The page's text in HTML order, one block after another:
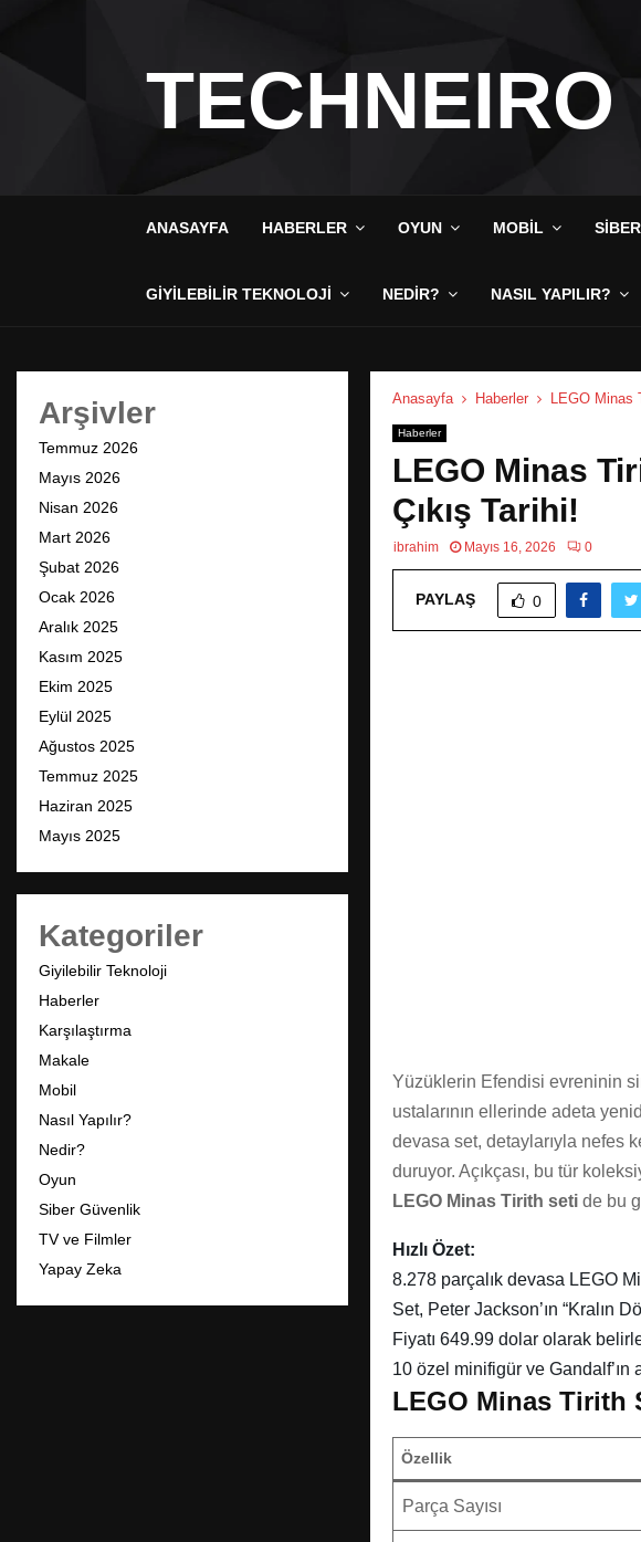
TECHNEIRO
ANASAYFA HABERLER OYUN MOBIL
GIYILEBILIR TEKNOLOJI NEDIR? NASIL YAPILIR?
Anasayfa Haberler LEGO Minas
Haberler
LEGO Minas
Çıkış Tarihi!
ibrahim Mayıs 16, 2026 0
PAYLAŞ 0
Yüzüklerin Efendisi evreninin
ustalarının ellerinde adeta
devasa set, detaylarıyla nefes
duruyor. Açıkçası, bu tür
LEGO Minas Tirith seti de bu
Hızlı Özet:
8.278 parçalık devasa LEGO
Set, Peter Jackson’ın “Kralın
Fiyatı 649.99 dolar olarak
10 özel minifigür ve
LEGO Minas Tirith
Özellik
Parça Sayısı
Arşivler
Temmuz 2026
Mayıs 2026
Nisan 2026
Mart 2026
Şubat 2026
Ocak 2026
Aralık 2025
Kasım 2025
Ekim 2025
Eylül 2025
Ağustos 2025
Temmuz 2025
Haziran 2025
Mayıs 2025
Kategoriler
Giyilebilir Teknoloji
Haberler
Karşılaştırma
Makale
Mobil
Nasıl Yapılır?
Nedir?
Oyun
Siber Güvenlik
TV ve Filmler
Yapay Zeka